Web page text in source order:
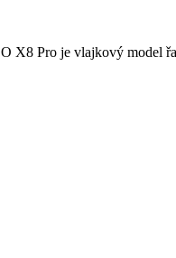
X8 Pro je vlajkový model